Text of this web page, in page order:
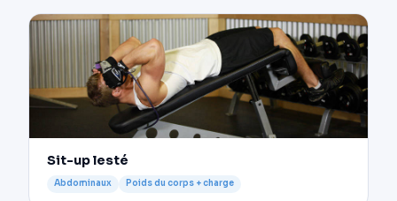
Sit-up lesté
Abdominaux Poids du corps + charge